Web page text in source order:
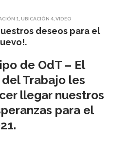
1 UBICACIÓN 4 VIDEO
deseos para el
de OdT – El
Trabajo les
llegar nuestros
para el
.